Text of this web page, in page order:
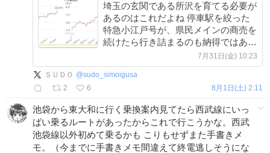
埼玉の玄関である所沢を育てる必要が
あるのはこれだよね 停車駅を絞った
特急小江戸号が、県民メインの商売を
続けたら行き詰まるのも納得ではある
2027年春のライナー化「停車駅など
運行形態も変更しサービスを刷新」は
良いタイミング ssl4.eir-
7月31日(金) 10:23
ＳＵＤＯ @sudo_simoigusa
2
6 8月1日(土) 2:11
池袋から東大和に行く乗換案内見てたら西武線にいっ
ぱい乗るルートがあったからこれで行こうかな。西武
池袋線以外初めて乗るかも こりもせずまた手書きメ
モ。（今までに手書きメモ間違えて終電逃しそうにな